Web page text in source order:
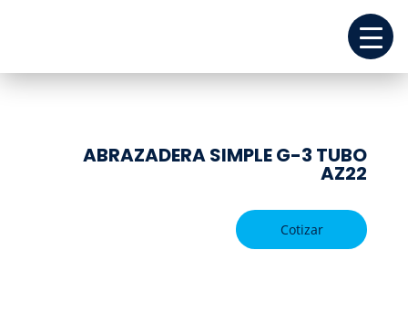
ABRAZADERA SIMPLE G-3 TUBO
AZ22
Cotizar